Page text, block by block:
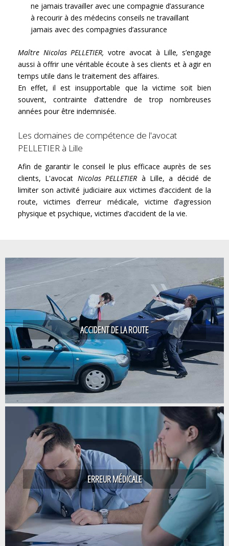
ne jamais travailler avec une compagnie d’assurance
à recourir à des médecins conseils ne travaillant
jamais avec des compagnies d’assurance
Maître Nicolas PELLETIER, votre avocat à Lille,s’engage
aussi à offrir une véritable écoute à ses clients et à agir en
temps utile dans le traitement des affaires.
En effet, il est insupportable que la victime soit bien
souvent, contrainte d’attendre de trop nombreuses
années pour être indemnisée.
Les domaines de compétence de l'avocat
PELLETIER à Lille
Afin de garantir le conseil le plus efficace auprès de ses
clients, L'avocat Nicolas PELLETIER à Lille, a décidé de
limiter son activité judiciaire aux victimes d’accident de la
route, victimes d’erreur médicale, victime d’agression
physique et psychique, victimes d’accident de la vie.
ACCIDENT DE LA ROUTE
ERREUR MÉDICALE